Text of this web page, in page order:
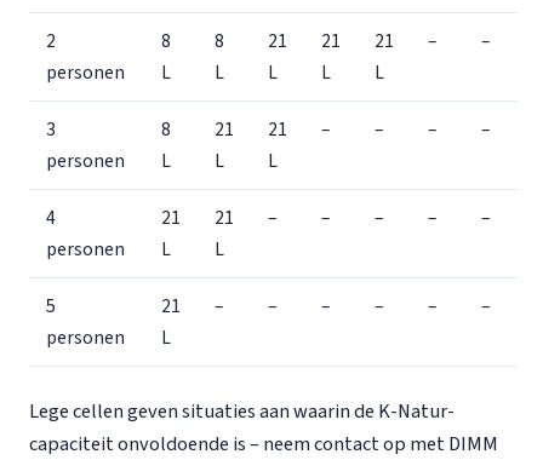
2
personen
8
L
8
L
21
L
21
L
21
L
– –
3
personen
8
L
21
L
21
L
– – – –
4
personen
21
L
21
L
– – – – –
5
personen
21
L
– – – – – –
Lege cellen geven situaties aan waarin de K-Natur-
capaciteit onvoldoende is – neem contact op met DIMM